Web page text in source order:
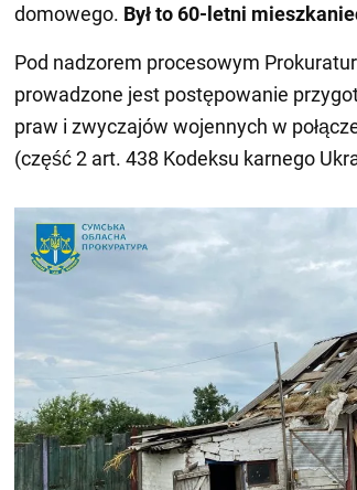
domowego. Był to 60-letni
Pod nadzorem procesowym
prowadzone jest postępowanie
praw i zwyczajów wojennych w
(część 2 art. 438 Kodeksu karnego